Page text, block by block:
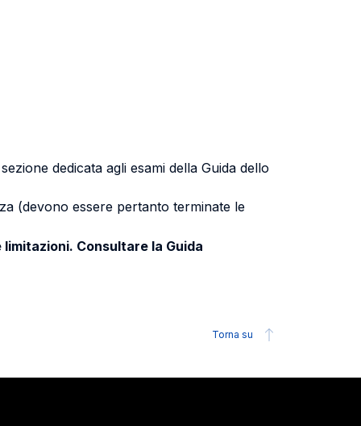
dedicata agli esami della Guida dello
(devono essere pertanto terminate le
Consultare la Guida
Torna su